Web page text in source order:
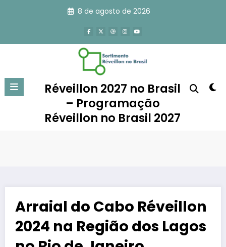
8 de agosto de 2026
Réveillon 2027 no Brasil
– Programação
Réveillon no Brasil 2027
Arraial do Cabo Réveillon
2024 na Região dos Lagos